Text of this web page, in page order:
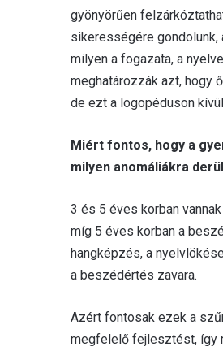
gyönyörűen
sikerességére gondolunk,
milyen a fogazata, a
meghatározzák azt, hogy
de ezt a logopéduson
Miért fontos, hogy a
milyen anomáliákra
3 és 5 éves korban
míg 5 éves korban a
hangképzés, a
a beszédértés zavara.
Azért fontosak ezek a
megfelelő fejlesztést, így